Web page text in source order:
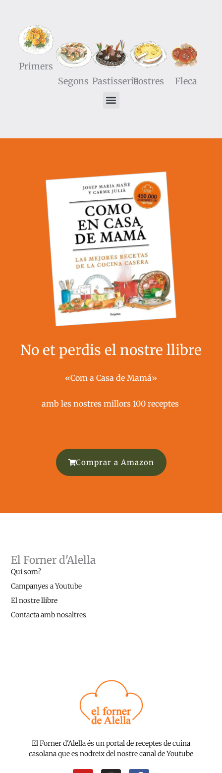
Primers
Segons PastisseriaPostres Fleca
No et perdis el nostre llibre
«Com a Casa de Mamá»
amb les nostres millors 100 receptes ​
Comprar a Amazon
El Forner d'Alella és un portal de receptes de cuina
casolana que es nodreix del nostre canal de Youtube
El Forner d'Alella
Qui som?
Campanyes a Youtube
El nostre llibre
Contacta amb nosaltres